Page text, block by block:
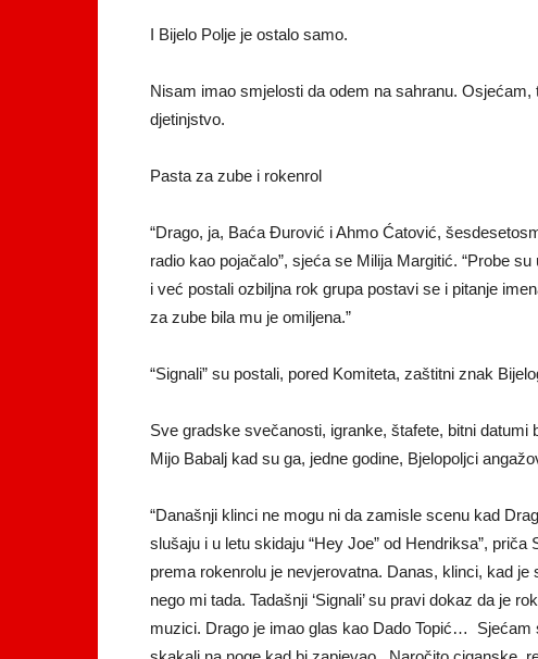
I Bijelo Polje je ostalo samo.
Nisam imao smjelosti da odem na sahranu.
djetinjstvo.
Pasta za zube i rokenrol
“Drago, ja, Baća Đurović i Ahmo Ćatović,
radio kao pojačalo”, sjeća se Milija Margitić. “Probe
i već postali ozbiljna rok grupa postavi se i pitanje
za zube bila mu je omiljena.”
“Signali” su postali, pored Komiteta, zaštitni znak
Sve gradske svečanosti, igranke, štafete, bitni
Mijo Babalj kad su ga, jedne godine, Bjelopoljci
“Današnji klinci ne mogu ni da zamisle scenu kad
slušaju i u letu skidaju “Hey Joe” od Hendriksa”,
prema rokenrolu je nevjerovatna. Danas, klinci, kad
nego mi tada. Tadašnji ‘Signali’ su pravi dokaz da je
muzici. Drago je imao glas kao Dado Topić… Sjećam